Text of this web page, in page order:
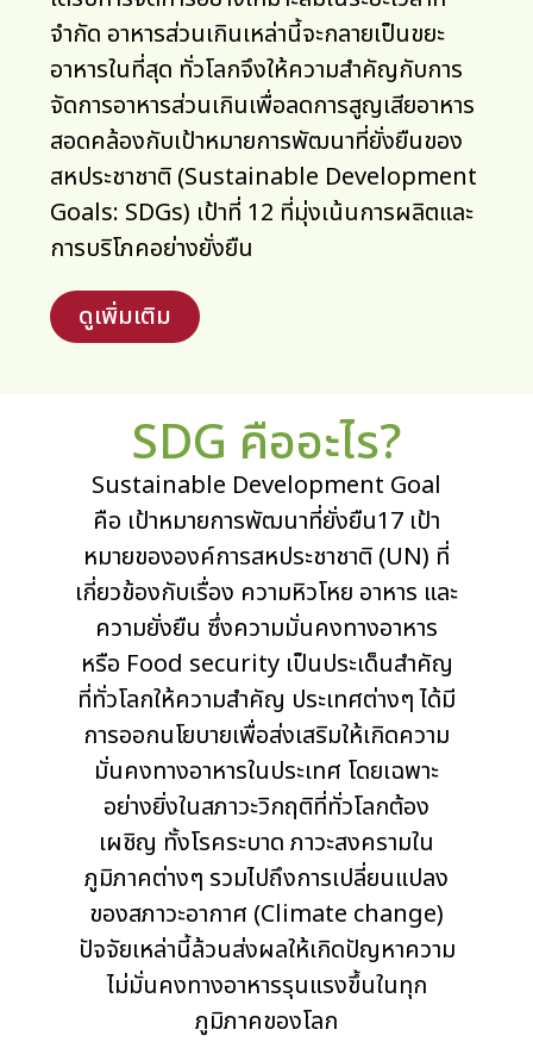
จำกัด อาหารส่วนเกินเหล่านี้จะกลายเป็นขยะ
อาหารในที่สุด ทั่วโลกจึงให้ความสำคัญกับการ
จัดการอาหารส่วนเกินเพื่อลดการสูญเสียอาหาร
สอดคล้องกับเป้าหมายการพัฒนาที่ยั่งยืนของ
สหประชาชาติ (Sustainable Development
Goals: SDGs) เป้าที่ 12 ที่มุ่งเน้นการผลิตและ
การบริโภคอย่างยั่งยืน
ดูเพิ่มเติม
SDG คืออะไร?
Sustainable Development Goal
คือ เป้าหมายการพัฒนาที่ยั่งยืน17 เป้า
หมายขององค์การสหประชาชาติ (UN) ที่
เกี่ยวข้องกับเรื่อง ความหิวโหย อาหาร และ
ความยั่งยืน ซึ่งความมั่นคงทางอาหาร
หรือ Food security เป็นประเด็นสำคัญ
ที่ทั่วโลกให้ความสำคัญ ประเทศต่างๆ ได้มี
การออกนโยบายเพื่อส่งเสริมให้เกิดความ
มั่นคงทางอาหารในประเทศ โดยเฉพาะ
อย่างยิ่งในสภาวะวิกฤติที่ทั่วโลกต้อง
เผชิญ ทั้งโรคระบาด ภาวะสงครามใน
ภูมิภาคต่างๆ รวมไปถึงการเปลี่ยนแปลง
ของสภาวะอากาศ (Climate change)
ปัจจัยเหล่านี้ล้วนส่งผลให้เกิดปัญหาความ
ไม่มั่นคงทางอาหารรุนแรงขึ้นในทุก
ภูมิภาคของโลก